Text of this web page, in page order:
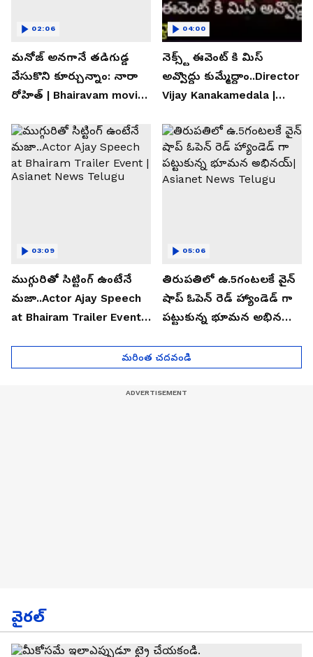
మనోజ్ అనగానే తడిగుడ్డ
వేసుకొని కూర్చున్నాం: నారా
రోహిత్ | Bhairavam movie |
02:06
నెక్స్ట్ ఈవెంట్ కి మిస్
అవ్వొద్దు కుమ్మేద్దాం..Director
Vijay Kanakamedala |
04:00
ముగ్గురితో సిట్టింగ్ ఉంటేనే
మజా..Actor Ajay Speech
at Bhairam Trailer Event |
03:09
తిరుపతిలో ఉ.5గంటలకే వైన్
షాప్ ఓపెన్ రెడ్ హ్యాండెడ్ గా
పట్టుకున్న భూమన అభినయ్|
05:06
మరింత చదవండి
వైరల్